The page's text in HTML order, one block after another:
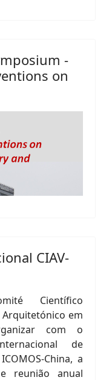
-
on
CIAV-
Científico
em
com o
de
China, a
reunião anual